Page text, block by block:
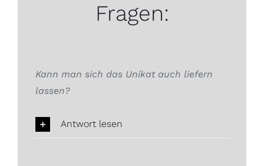
Fragen:
Kann man sich das Unikat auch liefern
lassen?
Antwort lesen